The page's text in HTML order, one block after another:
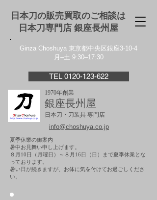
日本刀の販売買取のご相談は
日本刀専門店 銀座⻑州屋
Ginza Choshuya 東京都中央区銀座3-10-4
月–土 9:30–17:30
TEL 0120-123-622
1970年創業
銀座長州屋
日本刀・刀装具 専門店
info@choshuya.co.jp
夏季休業の御案内
暑中お見舞い申し上げます。
８月10日（月曜日）～８月16日（日）まで夏季休業とな
っております。
​暑い日が続きますが、お体に気を付けてお過ごしくださ
い。